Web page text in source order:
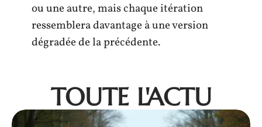
ou une autre, mais chaque itération
ressemblera davantage à une version
dégradée de la précédente.
TOUTE L'ACTU